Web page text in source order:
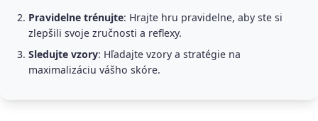
Pravidelne trénujte: Hrajte hru pravidelne, aby ste si
zlepšili svoje zručnosti a reflexy.
Sledujte vzory: Hľadajte vzory a stratégie na
maximalizáciu vášho skóre.